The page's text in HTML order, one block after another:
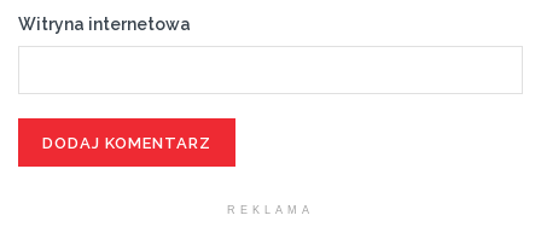
Witryna internetowa
REKLAMA